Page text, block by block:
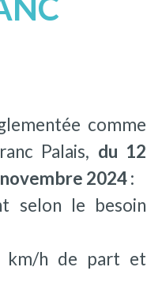
comme
Palais, du 12
2024 :
selon le besoin
km/h de part et